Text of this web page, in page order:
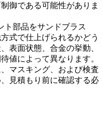
御である可能性がありま
ト部品をサンドブラス
式で仕上げられるかどう
表面状態、合金の挙動、
値によって異なります。
マスキング、および検査
見積もり前に確認する必